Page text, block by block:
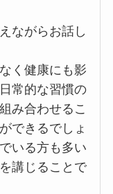
ながらお話し
く健康にも影
常的な習慣の
み合わせるこ
できるでしょ
いる方も多い
講じることで